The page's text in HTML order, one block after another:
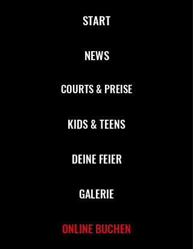
START
NEWS
COURTS & PREISE
KIDS & TEENS
DEINE FEIER
GALERIE
ONLINE BUCHEN